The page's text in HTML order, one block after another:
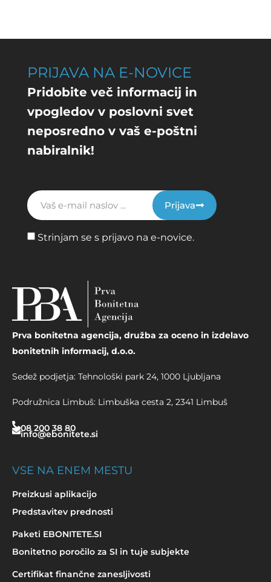
PRIJAVA NA E-NOVICE
Pridobite več informacij in
vpogledov v poslovni svet
neposredno v vaš e-poštni
nabiralnik!
Strinjam se s prijavo na e-novice.
Prijava
Prva bonitetna agencija, družba za oceno in izdelavo
bonitetnih informacij, d.o.o.
Sedež podjetja: Tehnološki park 24, 1000 Ljubljana
Podružnica Limbuš: Limbuška cesta 2, 2341 Limbuš
08 200 38 80
info@ebonitete.si
VSE NA ENEM MESTU
Preizkusi aplikacijo
Predstavitev prednosti
Paketi EBONITETE.SI
Bonitetno poročilo za SI in tuje subjekte
Certifikat finančne zanesljivosti